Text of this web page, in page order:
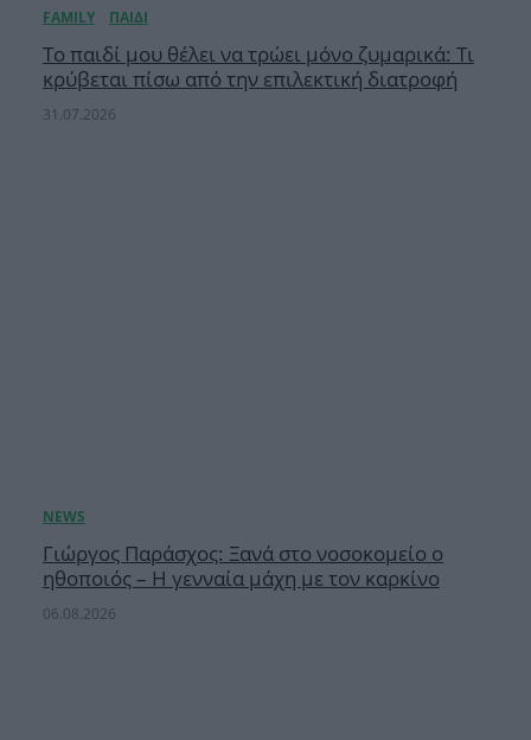
Το παιδί μου θέλει να τρώει μόνο ζυμαρικά: Τι
κρύβεται πίσω από την επιλεκτική διατροφή
31.07.2026
Γιώργος Παράσχος: Ξανά στο νοσοκομείο ο
ηθοποιός – Η γενναία μάχη με τον καρκίνο
06.08.2026